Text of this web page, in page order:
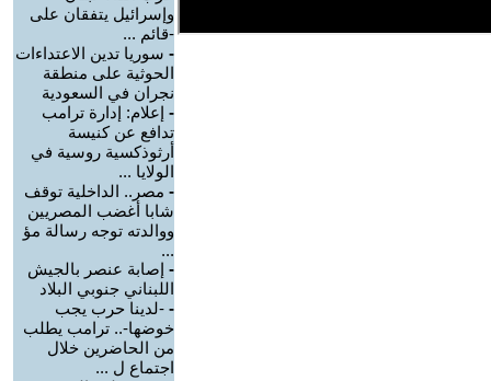
وإسرائيل يتفقان على
-قائم ...
- سوريا تدين الاعتداءات
الحوثية على منطقة
نجران في السعودية
- إعلام: إدارة ترامب
تدافع عن كنيسة
أرثوذكسية روسية في
الولايا ...
- مصر.. الداخلية توقف
شابا أغضب المصريين
ووالدته توجه رسالة مؤ
...
- إصابة عنصر بالجيش
اللبناني جنوبي البلاد
- -لدينا حرب يجب
خوضها-.. ترامب يطلب
من الحاضرين خلال
اجتماع ل ...